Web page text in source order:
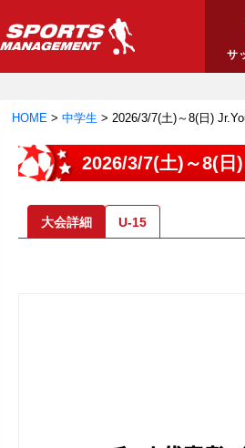
サ
HOME > 中学生 > 2026/3/7(土)～8(日)
2026/3/7(土)～8(日
大会詳細 U-15